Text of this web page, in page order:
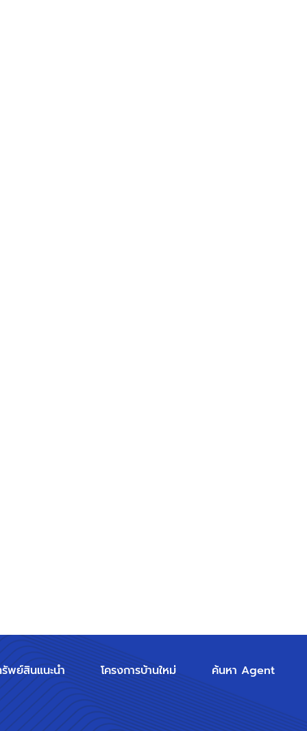
พย์สินแนะนำ โครงการบ้านใหม่ ค้นหา Agent